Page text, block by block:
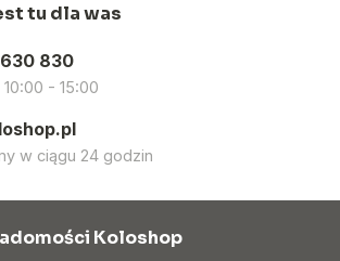
tu dla was
830
- 15:00
w ciągu 24 godzin
Koloshop